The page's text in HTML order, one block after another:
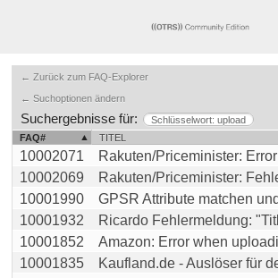
← Zurück zum FAQ-Explorer
← Suchoptionen ändern
Suchergebnisse für:
Schlüsselwort: upload
FAQ#
TITEL
10002071
Rakuten/Priceminister:
10002069
Rakuten/Priceminister:
10001990
GPSR Attribute matchen
10001932
Ricardo Fehlermeldung:
10001852
Amazon: Error when
10001835
Kaufland.de - Auslöser für